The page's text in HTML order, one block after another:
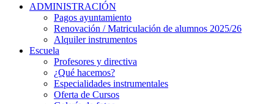
ADMINISTRACIÓN
Pagos ayuntamiento
Renovación / Matriculación de alumnos 2025/26
Alquiler instrumentos
Escuela
Profesores y directiva
¿Qué hacemos?
Especialidades instrumentales
Oferta de Cursos